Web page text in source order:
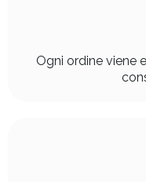
Ogni ordine viene